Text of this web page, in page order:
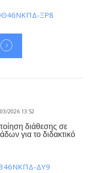
ΞΡ8
2026 13:52
διάθεσης σε
για το διδακτικό
ΔΥ9